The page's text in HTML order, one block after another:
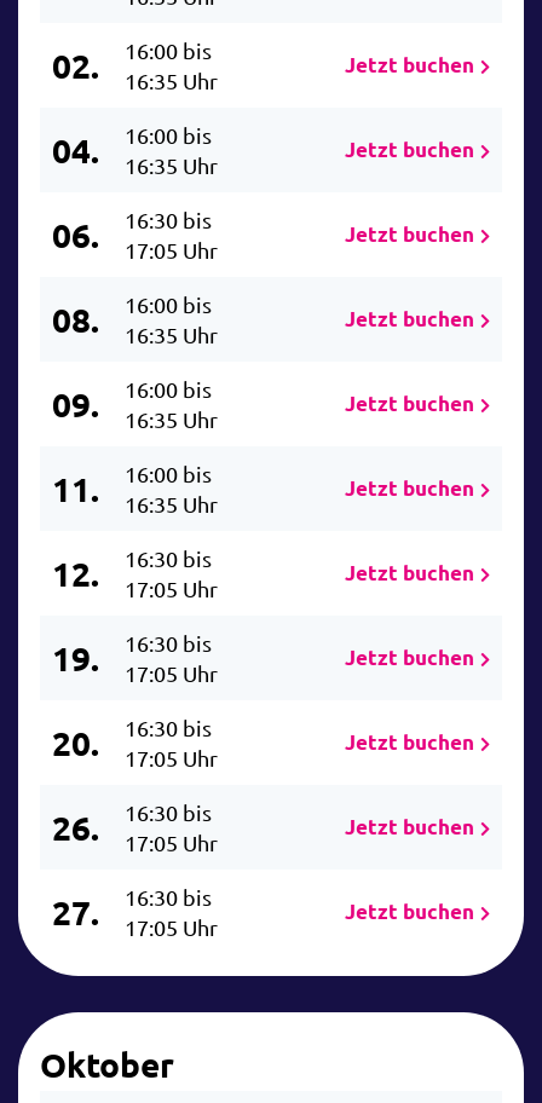
02.
16:00 bis
16:35 Uhr
Jetzt buchen
04.
16:00 bis
16:35 Uhr
Jetzt buchen
06.
16:30 bis
17:05 Uhr
Jetzt buchen
08.
16:00 bis
16:35 Uhr
Jetzt buchen
09.
16:00 bis
16:35 Uhr
Jetzt buchen
11.
16:00 bis
16:35 Uhr
Jetzt buchen
12.
16:30 bis
17:05 Uhr
Jetzt buchen
19.
16:30 bis
17:05 Uhr
Jetzt buchen
20.
16:30 bis
17:05 Uhr
Jetzt buchen
26.
16:30 bis
17:05 Uhr
Jetzt buchen
27.
16:30 bis
17:05 Uhr
Jetzt buchen
Oktober